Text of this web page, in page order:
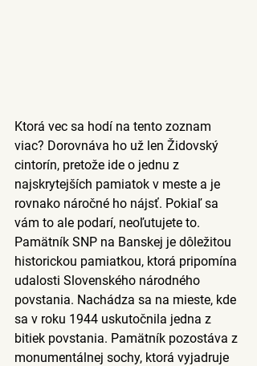
Ktorá vec sa hodí na tento zoznam
viac? Dorovnáva ho už len Židovský
cintorín, pretože ide o jednu z
najskrytejších pamiatok v meste a je
rovnako náročné ho nájsť. Pokiaľ sa
vám to ale podarí, neoľutujete to.
Pamätník SNP na Banskej je dôležitou
historickou pamiatkou, ktorá pripomína
udalosti Slovenského národného
povstania. Nachádza sa na mieste, kde
sa v roku 1944 uskutočnila jedna z
bitiek povstania. Pamätník pozostáva z
monumentálnej sochy, ktorá vyjadruje